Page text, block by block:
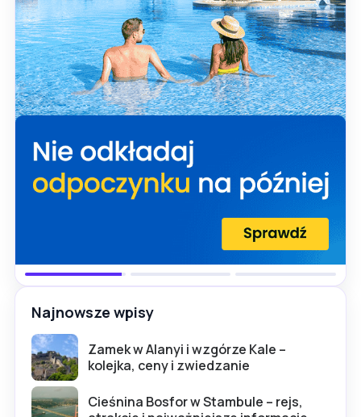
Najnowsze wpisy
Zamek w Alanyi i wzgórze Kale –
kolejka, ceny i zwiedzanie
Cieśnina Bosfor w Stambule – rejs,